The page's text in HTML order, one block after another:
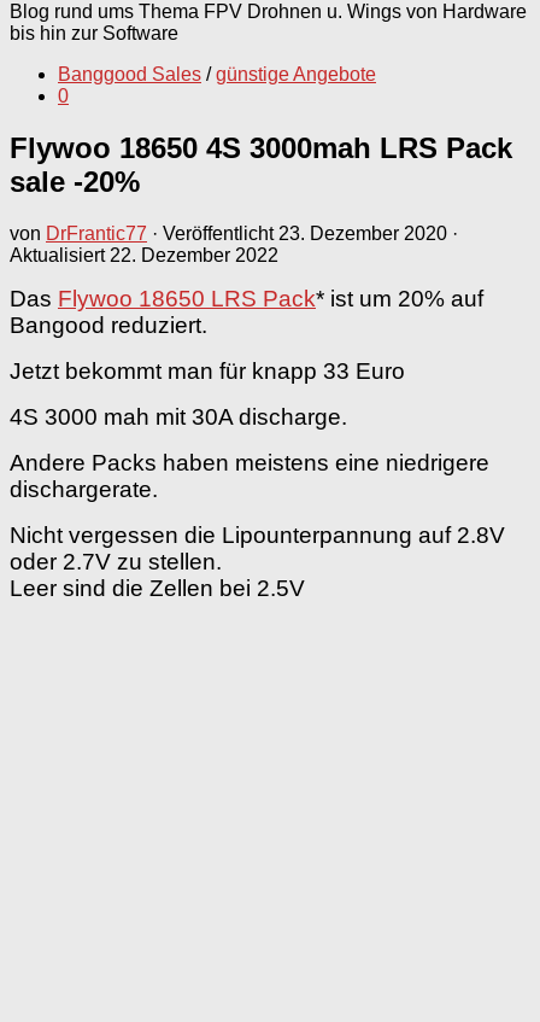
Blog rund ums Thema FPV Drohnen u. Wings von Hardware
bis hin zur Software
Banggood Sales / günstige Angebote
0
Flywoo 18650 4S 3000mah LRS Pack
sale -20%
von DrFrantic77 · Veröffentlicht 23. Dezember 2020 ·
Aktualisiert 22. Dezember 2022
Das Flywoo 18650 LRS Pack* ist um 20% auf
Bangood reduziert.
Jetzt bekommt man für knapp 33 Euro
4S 3000 mah mit 30A discharge.
Andere Packs haben meistens eine niedrigere
dischargerate.
Nicht vergessen die Lipounterpannung auf 2.8V
oder 2.7V zu stellen.
Leer sind die Zellen bei 2.5V